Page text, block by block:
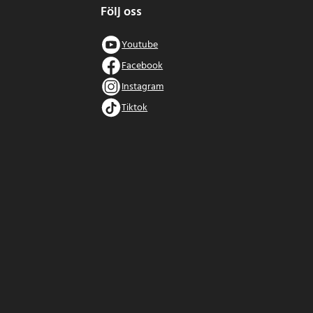
Följ oss
Youtube
Facebook
Instagram
Tiktok